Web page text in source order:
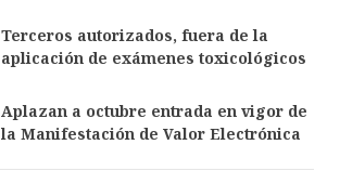
Terceros autorizados, fuera de la
aplicación de exámenes toxicológicos
Aplazan a octubre entrada en vigor de
la Manifestación de Valor Electrónica